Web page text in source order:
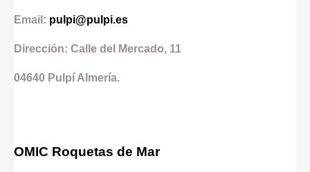
Email: pulpi@pulpi.es
Dirección: Calle del Mercado, 11
04640 Pulpí Almería.
OMIC Roquetas de Mar